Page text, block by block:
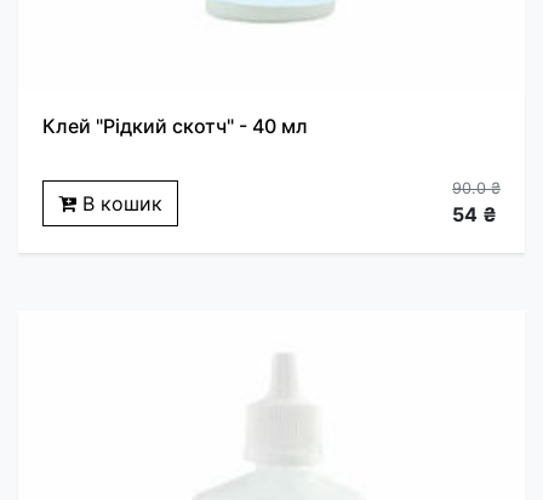
Клей "Рідкий скотч" - 40 мл
В кошик
90.0 ₴
54 ₴